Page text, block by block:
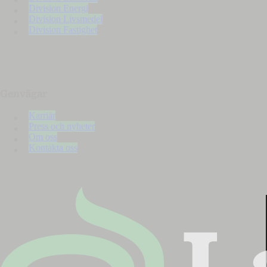
Division Energi
Division Livsmedel
Division Fastighet
Karriär
Press och nyheter
Om oss
Kontakta oss